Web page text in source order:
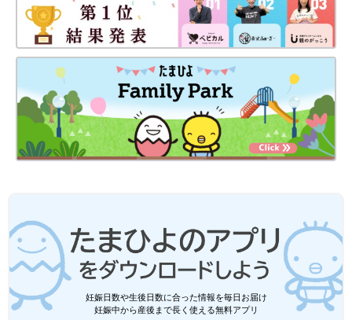
妊娠日数や生後日数に合った情報を毎日お届け
妊娠中から産後まで長く使える無料アプリ